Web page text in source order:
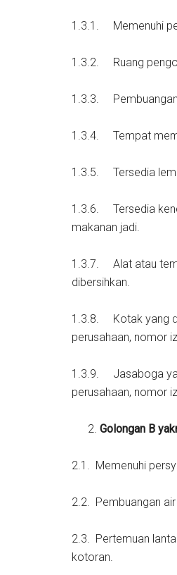
1.3.1. Memenuhi
1.3.2. Ruang
1.3.3. Pembuangan
1.3.4. Tempat
1.3.5. Tersedia
1.3.6. Tersedia
makanan jadi.
1.3.7. Alat atau
dibersihkan.
1.3.8. Kotak yang
perusahaan, nomor
1.3.9. Jasaboga
perusahaan, nomor
Golongan B
2.1. Memenuhi
2.2. Pembuangan
2.3. Pertemuan
kotoran.